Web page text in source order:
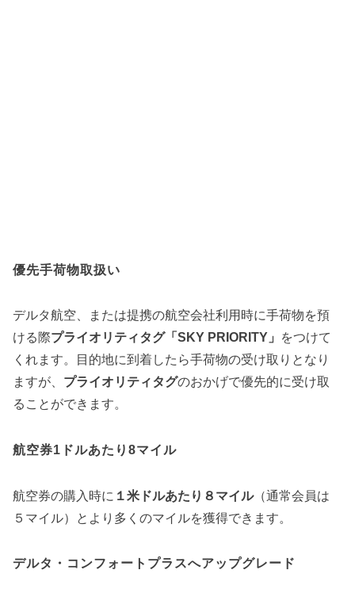
優先手荷物取扱い
デルタ航空、または提携の航空会社利用時に手荷物を預
ける際プライオリティタグ「SKY PRIORITY」 をつけて
くれます。目的地に到着したら手荷物の受け取りとなり
ますが、 プライオリティタグのおかげで優先的に受け取
ることができます。
航空券1ドルあたり8マイル
航空券の購入時に １米ドルあたり８マイル（通常会員は
５マイル）とより多くのマイルを獲得できます。
デルタ・コンフォートプラスへアップグレード